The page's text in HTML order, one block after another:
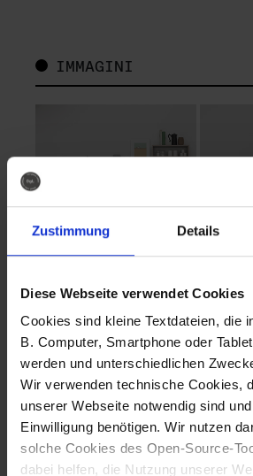
Zustimmung Details
Diese Webseite verwendet Cookies
Cookies sind kleine Textdateien, die
B. Computer, Smartphone oder
werden und unterschiedlichen
Wir verwenden technische Cookies,
unserer Webseite notwendig sind
Einwilligung benötigen. Wir nutzen
solche Cookies des Open-Source-
dabei helfen, die Nutzung unserer
IMMAGINI
Fotografo: Lorenz
Sternbach
Download